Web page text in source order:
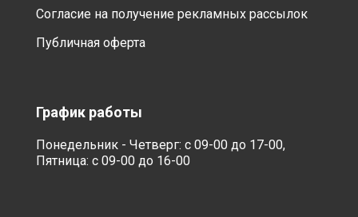
Согласие на получение рекламных рассылок
Публичная оферта
График работы
Понедельник - Четверг: с 09-00 до 17-00,
Пятница: с 09-00 до 16-00